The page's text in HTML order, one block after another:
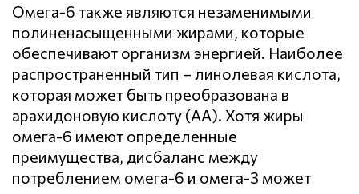
Омега-6 также являются незаменимыми
полиненасыщенными жирами, которые
обеспечивают организм энергией. Наиболее
распространенный тип – линолевая кислота,
которая может быть преобразована в
арахидоновую кислоту (АА). Хотя жиры
омега-6 имеют определенные
преимущества, дисбаланс между
потреблением омега-6 и омега-3 может